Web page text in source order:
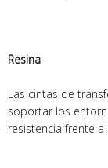
Resina
Las cintas de
soportar los
resistencia frente